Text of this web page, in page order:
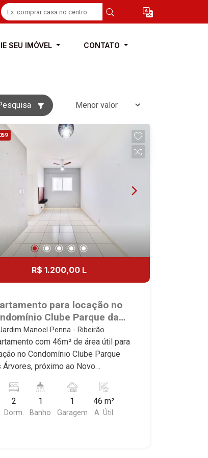
SEU IMÓVEL CONTATO
R$ 1.200,00 L
para locação no
Clube Parque das
próximo ao Novo
- Ribeirão Preto/SP.
Manoel Penna - Ribeirão
SP
com 46m² de área útil para
no Condomínio Clube Parque
Árvores, próximo ao Novo
Ribeirão Preto/SP. Conheça as
deste imóvel que a
Imobiliária selecionou para
2
Dorm.
1
Banho
1
Garagem
46 m²
A. Útil